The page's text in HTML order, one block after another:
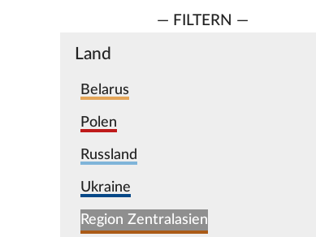
— FILTERN —
Land
Belarus
Polen
Russland
Ukraine
Region Zentralasien